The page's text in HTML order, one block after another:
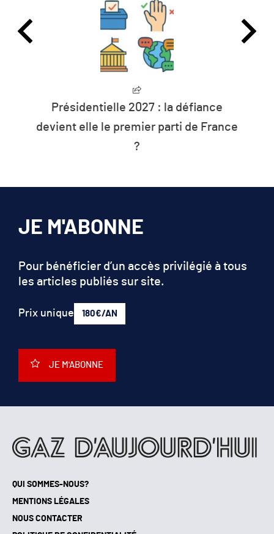
2027 : la défiance
elle le premier parti de France
QUI SOMMES-NOUS?
MENTIONS LÉGALES
NOUS CONTACTER
JE M'ABONNE
Pour bénéficier d’un accès privilégié à tous
les articles publiés sur site.
Prix unique 180€/AN
JE M'ABONNE